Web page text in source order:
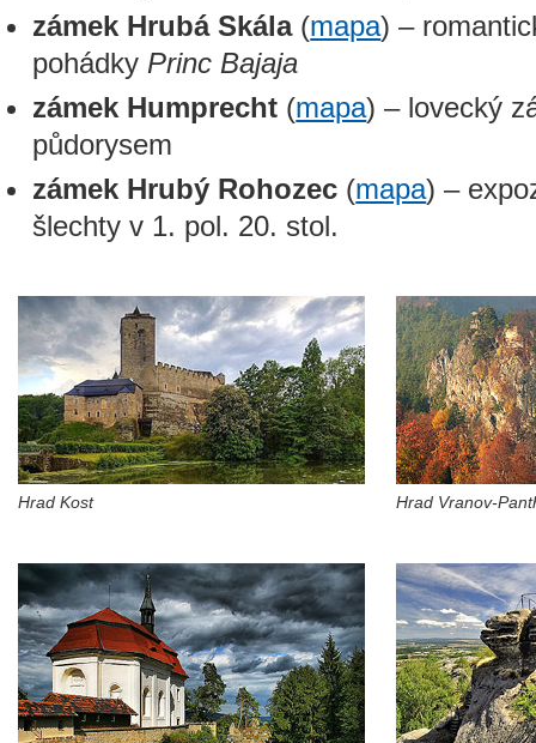
zámek Hrubá Skála(mapa) –
pohádkyPrinc Bajaja
zámek Humprecht (mapa) – lovecký
půdorysem
zámek Hrubý Rohozec (mapa) –
šlechty v 1. pol. 20. stol.
Hrad Kost Hrad Vranov-